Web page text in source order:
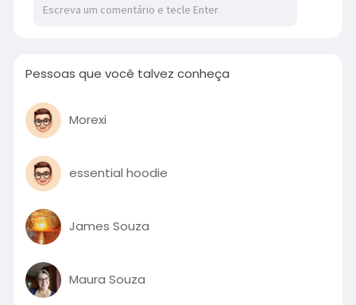
Pessoas que você talvez conheça
Morexi
essential hoodie
James Souza
Maura Souza